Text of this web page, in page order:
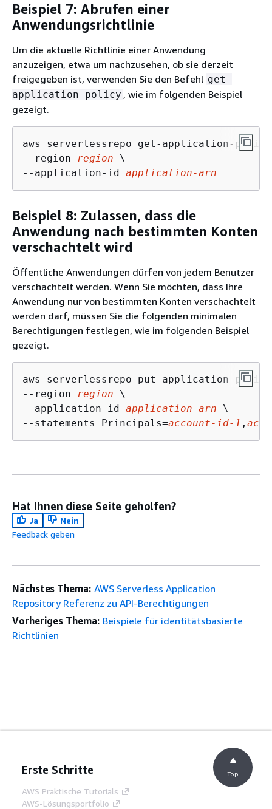
Beispiel 7: Abrufen einer
Anwendungsrichtlinie
Um die aktuelle Richtlinie einer Anwendung
anzuzeigen, etwa um nachzusehen, ob sie derzeit
freigegeben ist, verwenden Sie den Befehl get-
application-policy , wie im folgenden Beispiel
gezeigt.
aws serverlessrepo get-application-
--region region \
--application-id application-arn
Beispiel 8: Zulassen, dass die
Anwendung nach bestimmten Konten
verschachtelt wird
Öffentliche Anwendungen dürfen von jedem Benutzer
verschachtelt werden. Wenn Sie möchten, dass Ihre
Anwendung nur von bestimmten Konten verschachtelt
werden darf, müssen Sie die folgenden minimalen
Berechtigungen festlegen, wie im folgenden Beispiel
gezeigt.
aws serverlessrepo put-application-
--region region \
--application-id application-arn \
--statements Principals=account-id-1 ,
Hat Ihnen diese Seite geholfen?
Ja
Nein
Feedback geben
Nächstes Thema: AWS Serverless Application
Repository Referenz zu API-Berechtigungen
Vorheriges Thema: Beispiele für identitätsbasierte
Richtlinien
Erste Schritte
AWS Praktische Tutorials
AWS-Lösungsportfolio
Top